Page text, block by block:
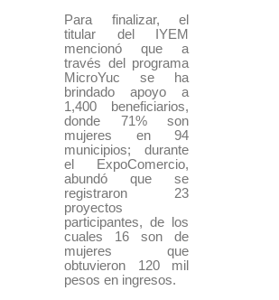
Para finalizar, el
titular del IYEM
mencionó que a
través del programa
MicroYuc se ha
brindado apoyo a
1,400 beneficiarios,
donde 71% son
mujeres en 94
municipios; durante
el ExpoComercio,
abundó que se
registraron 23
proyectos
participantes, de los
cuales 16 son de
mujeres que
obtuvieron 120 mil
pesos en ingresos.